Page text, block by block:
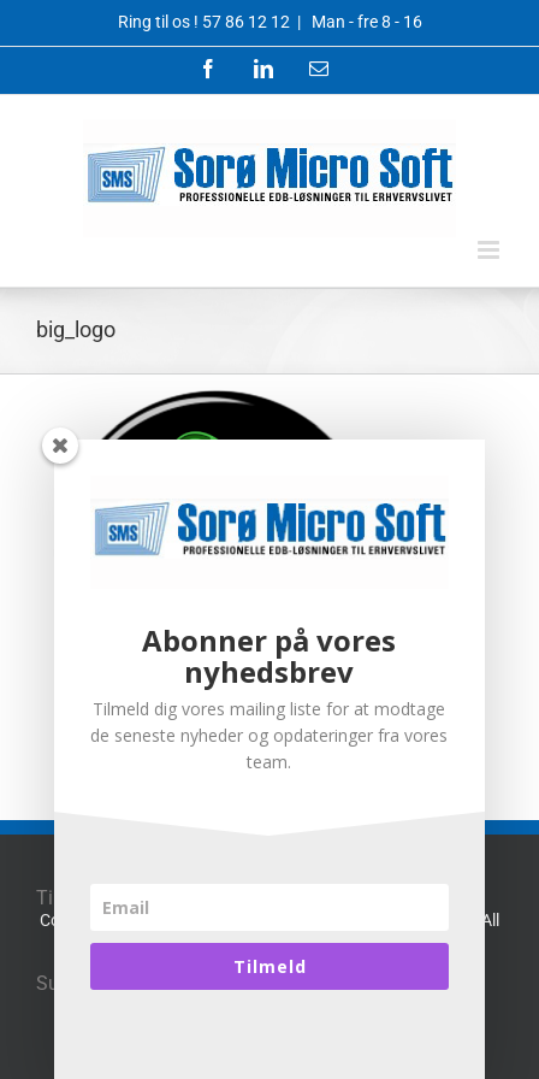
Ring til os ! 57 86 12 12 | Man - fre 8 - 16
FacebookLinkedInEmail
big_logo
Til toppen af siden
Copyright 2016 Sorø Micro Soft alle rettigheder forbeholdt | All
Rights Reserved
Website Designed By
Supporting:
Abonner på vores
nyhedsbrev
Tilmeld dig vores mailing liste for at modtage
de seneste nyheder og opdateringer fra vores
team.
Tilmeld